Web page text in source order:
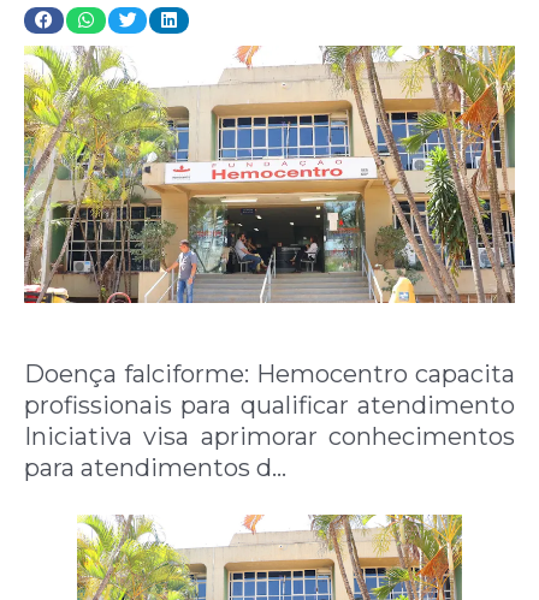
Doença falciforme: Hemocentro capacita
profissionais para qualificar atendimento
Iniciativa visa aprimorar conhecimentos
para atendimentos d…